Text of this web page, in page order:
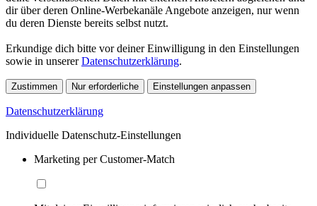
dir über deren Online-Werbekanäle Angebote anzeigen, nur wenn
du deren Dienste bereits selbst nutzt.
Erkundige dich bitte vor deiner Einwilligung in den Einstellungen
sowie in unsererDatenschutzerklärung.
Zustimmen Nur erforderliche Einstellungen anpassen
Datenschutzerklärung
Individuelle Datenschutz-Einstellungen
Marketing per Customer-Match